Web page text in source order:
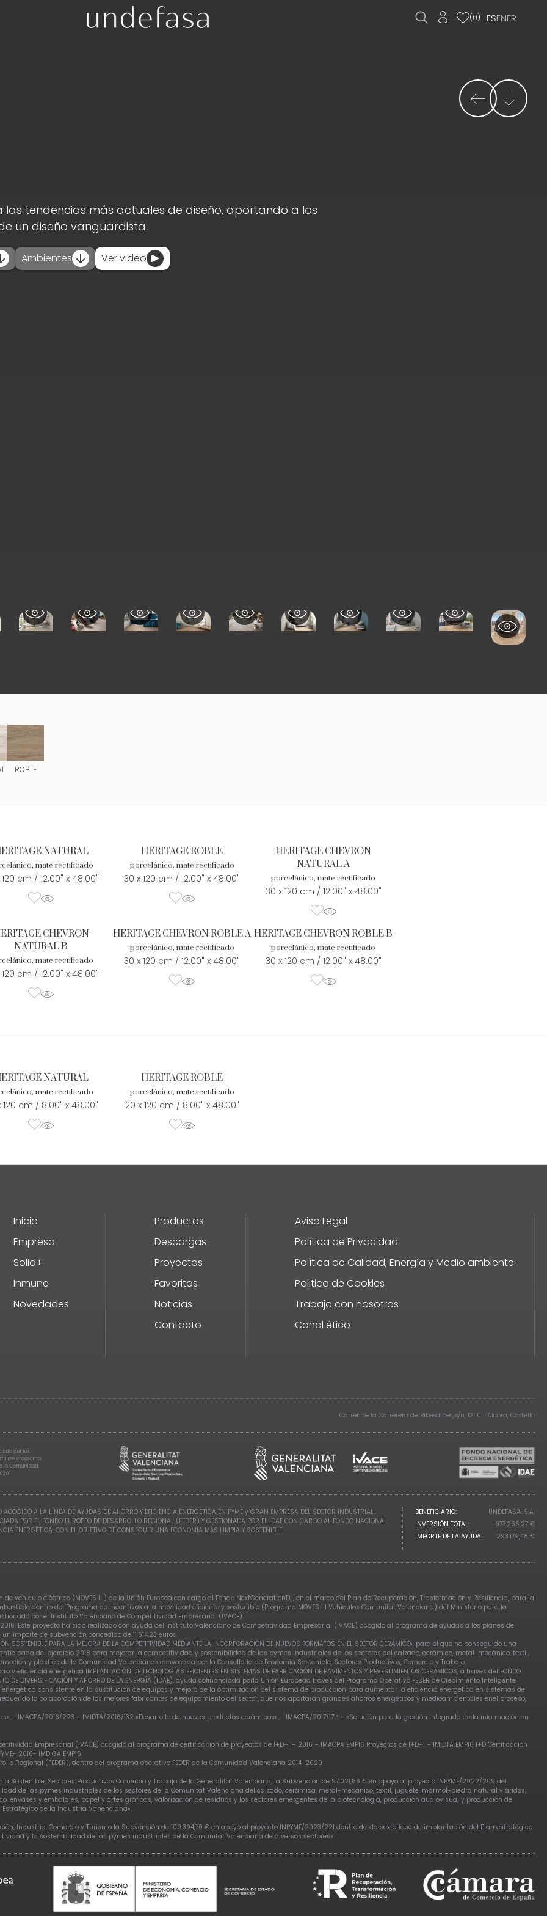
(0) ESENFR
las tendencias más actuales de diseño, aportando a los
un diseño vanguardista.
Ambientes Ver video
ROBLE
NATURAL
mate rectificado
cm / 12.00" x 48.00"
HERITAGE ROBLE
porcelánico, mate rectificado
30 x 120 cm / 12.00" x 48.00"
HERITAGE CHEVRON
NATURAL A
porcelánico, mate rectificado
30 x 120 cm / 12.00" x 48.00"
CHEVRON
NATURAL B
mate rectificado
cm / 12.00" x 48.00"
HERITAGE CHEVRON ROBLE A
porcelánico, mate rectificado
30 x 120 cm / 12.00" x 48.00"
HERITAGE CHEVRON ROBLE B
porcelánico, mate rectificado
30 x 120 cm / 12.00" x 48.00"
NATURAL
mate rectificado
120 cm / 8.00" x 48.00"
HERITAGE ROBLE
porcelánico, mate rectificado
20 x 120 cm / 8.00" x 48.00"
Inicio
Empresa
Solid+
Inmune
Novedades
Productos
Descargas
Proyectos
Favoritos
Noticias
Contacto
Aviso Legal
Política de Privacidad
Política de Calidad, Energía y Medio ambiente.
Politica de Cookies
Trabaja con nosotros
Canal ético
Carrer de la Carretera de Ribesalbes, s/n, 12110 L’Alcora, Castelló
ACOGIDO A LA LÍNEA DE AYUDAS DE AHORRO Y EFICIENCIA ENERGÉTICA EN PYME y GRAN EMPRESA DEL SECTOR INDUSTRIAL,
POR EL FONDO EUROPEO DE DESARROLLO REGIONAL (FEDER) Y GESTIONADA POR EL IDAE CON CARGO AL FONDO NACIONAL
ENERGÉTICA, CON EL OBJETIVO DE CONSEGUIR UNA ECONOMÍA MÁS LIMPIA Y SOSTENIBLE
BENEFICIARIO:
UNDEFASA, S.A.
INVERSIÓN TOTAL:
977.266,27 €
IMPORTE DE LA AYUDA:
293.179,48 €
vehículo eléctrico (MOVES III) de la Unión Europea con cargo al Fondo NextGenerationEU, en el marco del Plan de Recuperación, Trasformación y Resiliencia, para la
dentro del Programa de incentivos a la movilidad eficiente y sostenible (Programa MOVES III Vehículos Comunitat Valenciana) del Ministerio para la
por el Instituto Valenciano de Competitividad Empresarial (IVACE).
Este proyecto ha sido realizado con ayuda del Instituto Valenciano de Competitividad Empresarial (IVACE) acogido al programa de ayudas a los planes de
importe de subvención concedido de 11.614,23 euros.
SOSTENIBLE PARA LA MEJORA DE LA COMPETITIVIDAD MEDIANTE LA INCORPORACIÓN DE NUEVOS FORMATOS EN EL SECTOR CERÁMICO» para el que ha conseguido una
del ejercicio 2018 para mejorar la competitividad y sostenibilidad de las pymes industriales de los sectores del calzado, cerámico, metal-mecánico, textil,
y plástico de la Comunidad Valenciana» convocada por la Consellería de Economía Sostenible, Sectores Productivos, Comercio y Trabajo.
energética IMPLANTACIÓN DE TECNOLOGÍAS EFICIENTES EN SISTEMAS DE FABRICACIÓN DE PAVIMENTOS Y REVESTIMIENTOS CERÁMICOS, a través del FONDO
DE DIVERSIFICACIÓN Y AHORRO DE LA ENERGÍA (IDAE), ayuda cofinanciada porla Unión Europeaa través del Programa Operativo FEDER de Crecimiento Inteligente
consistente en la sustitución de equipos y mejora de la optimización del sistema de producción para aumentar la eficiencia energética en sistemas de
la colaboración de los mejores fabricantes de equipamiento del sector, que nos aportarán grandes ahorros energéticos y medioambientales enel proceso,
– IMACPA/2016/223 – IMIDTA/2016/132 «Desarrollo de nuevos productos cerámicos» – IMACPA/2017/171″ – «Solución para la gestión integrada de la información en
Empresarial (IVACE) acogido al programa de certificación de proyectos de I+D+I – 2016 – IMACPA EMP16 Proyectos de I+D+I – IMIDTA EMP16 I+D Certificación
2016- IMDIGA EMP16.
Regional (FEDER), dentro del programa operativo FEDER de la Comunidad Valenciana 2014-2020
Sostenible, Sectores Productivos Comercio y Trabajo de la Generalitat Valenciana, la Subvención de 97.021,86 € en apoyo al proyecto INPYME/2022/209 del
de las pymes industriales de los sectores de la Comunitat Valenciana del calzado, cerámica, metal-mecánico, textil, juguete, mármol-piedra natural y áridos,
envases y embalajes, papel y artes gráficas, valorización de residuos y los sectores emergentes de la biotecnología, producción audiovisual y producción de
de la Industria Vanenciana».
Industria, Comercio y Turismo la Subvención de 100.394,70 € en apoyo al proyecto INPYME/2023/221 dentro de «la sexta fase de implantación del Plan estratégico
y la sostenibilidad de las pymes industriales de la Comunitat Valenciana de diversos sectores»